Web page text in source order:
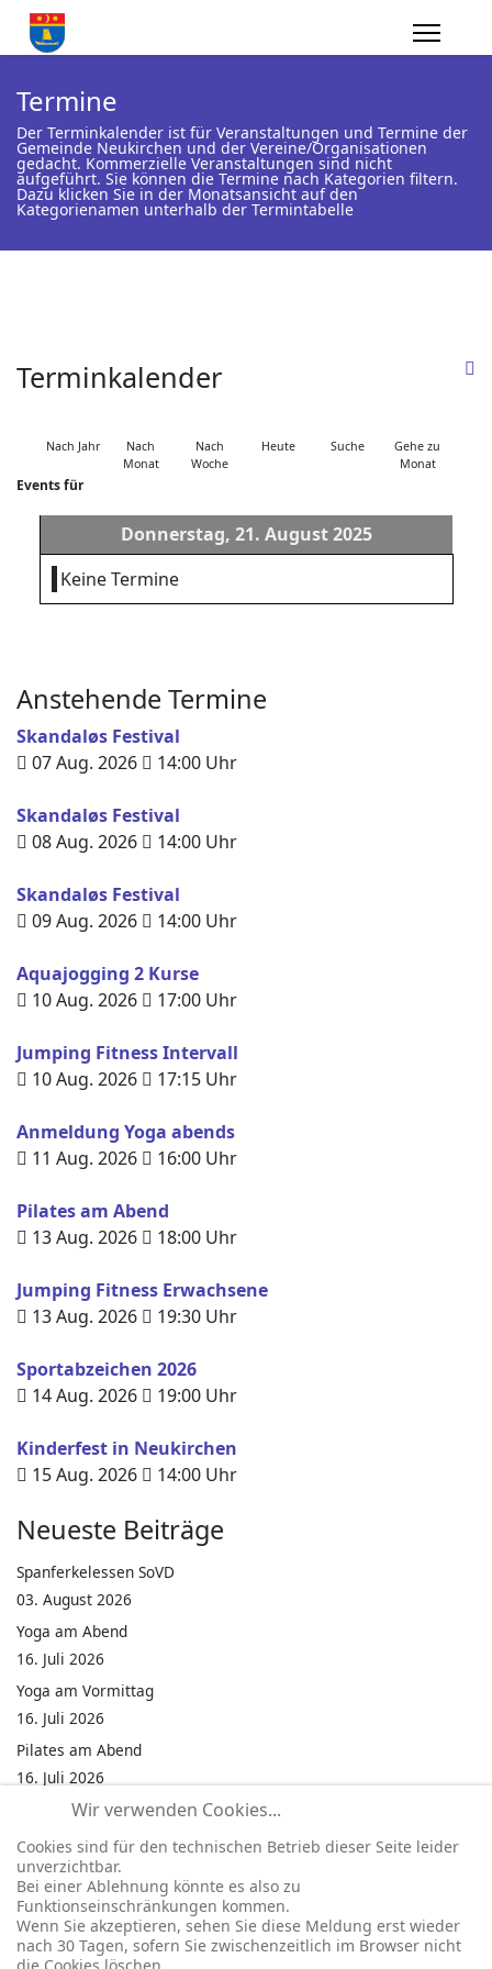
Termine
Der Terminkalender ist für Veranstaltungen und Termine der
Gemeinde Neukirchen und der Vereine/Organisationen
gedacht. Kommerzielle Veranstaltungen sind nicht
aufgeführt. Sie können die Termine nach Kategorien filtern.
Dazu klicken Sie in der Monatsansicht auf den
Kategorienamen unterhalb der Termintabelle
Terminkalender
Nach Jahr
Nach
Monat
Nach
Woche
Heute Suche
Gehe zu
Monat
Events für
Donnerstag, 21. August 2025
Keine Termine
Anstehende Termine
Skandaløs Festival
07 Aug. 2026
14:00 Uhr
Skandaløs Festival
08 Aug. 2026
14:00 Uhr
Skandaløs Festival
09 Aug. 2026
14:00 Uhr
Aquajogging 2 Kurse
10 Aug. 2026
17:00 Uhr
Jumping Fitness Intervall
10 Aug. 2026
17:15 Uhr
Anmeldung Yoga abends
11 Aug. 2026
16:00 Uhr
Pilates am Abend
13 Aug. 2026
18:00 Uhr
Jumping Fitness Erwachsene
13 Aug. 2026
19:30 Uhr
Sportabzeichen 2026
14 Aug. 2026
19:00 Uhr
Kinderfest in Neukirchen
15 Aug. 2026
14:00 Uhr
Neueste Beiträge
Spanferkelessen SoVD
03. August 2026
Yoga am Abend
16. Juli 2026
Yoga am Vormittag
16. Juli 2026
Pilates am Abend
16. Juli 2026
Jumping Fitness Intervall
16. Juli 2026
Jumping Fitness Erwachsene
16. Juli 2026
Kinderfest in Neukirchen
16. Juli 2026
Wir verwenden Cookies...
Cookies sind für den technischen Betrieb dieser Seite leider
unverzichtbar.
Bei einer Ablehnung könnte es also zu
Funktionseinschränkungen kommen.
Wenn Sie akzeptieren, sehen Sie diese Meldung erst wieder
nach 30 Tagen, sofern Sie zwischenzeitlich im Browser nicht